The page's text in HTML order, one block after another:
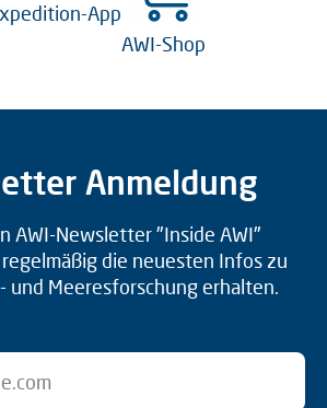
App
AWI-Shop
Anmeldung
AWI-Newsletter "Inside AWI"
die neuesten Infos zu
und Meeresforschung erhalten.